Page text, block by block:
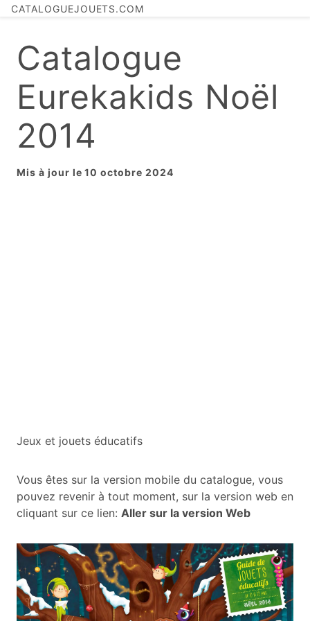
CATALOGUEJOUETS.COM
Catalogue
Eurekakids Noël
2014
Mis à jour le 10 octobre 2024
Jeux et jouets éducatifs
Vous êtes sur la version mobile du catalogue, vous
pouvez revenir à tout moment, sur la version web en
cliquant sur ce lien: Aller sur la version Web